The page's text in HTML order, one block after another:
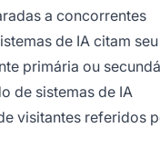
a concorrentes
de IA citam
primária ou
de sistemas de IA
visitantes referidos